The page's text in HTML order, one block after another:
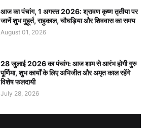
आज का पंचांग, 1 अगस्त 2026: श्रावण कृष्ण तृतीया पर
जानें शुभ मुहूर्त, राहुकाल, चौघड़िया और शिववास का समय
August 01, 2026
28 जुलाई 2026 का पंचांग: आज शाम से आरंभ होगी गुरु
पूर्णिमा, शुभ कार्यों के लिए अभिजीत और अमृत काल रहेंगे
विशेष फलदायी
July 28, 2026